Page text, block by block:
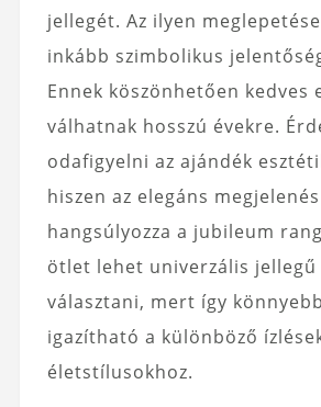
jellegét. Az ilyen
inkább szimbolikus
Ennek köszönhetően kedves
válhatnak hosszú évekre.
odafigyelni az ajándék
hiszen az elegáns megjelenés
hangsúlyozza a jubileum
ötlet lehet univerzális
választani, mert így
igazítható a különböző
életstílusokhoz.